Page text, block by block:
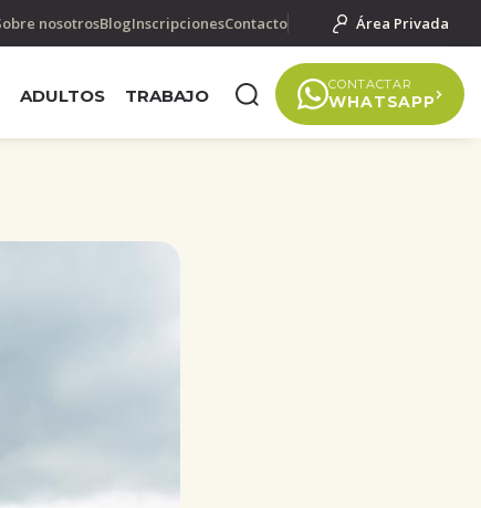
nosotrosBlogInscripcionesContacto Área Privada
ADULTOS TRABAJO
CONTACTAR
WHATSAPP